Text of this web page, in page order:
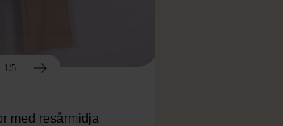
1/5
med resårmidja